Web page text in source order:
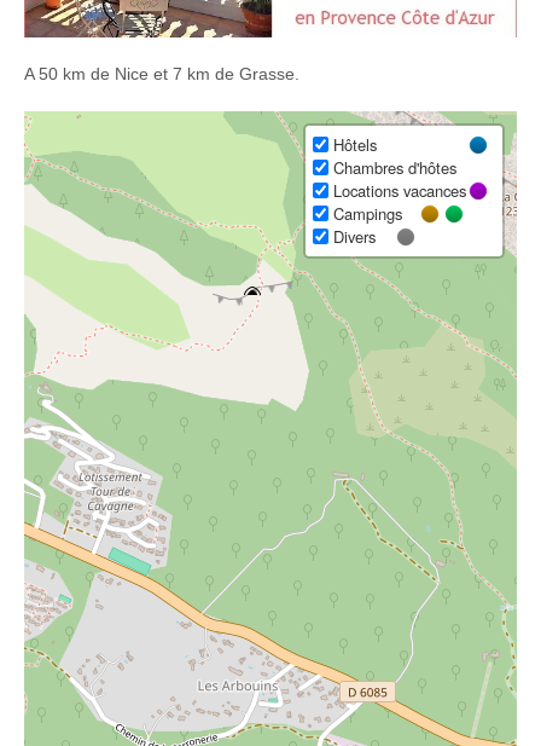
A 50 km de Nice et 7 km de Grasse.
Hôtels
Chambres d'hôtes
Locations vacances
Campings
Divers